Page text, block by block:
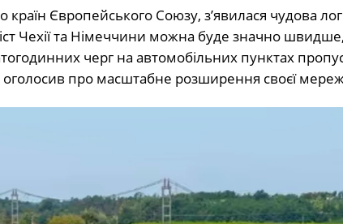
країн Європейського Союзу, з’явилася чудова
Чехії та Німеччини можна буде значно
черг на автомобільних пунктах
про масштабне розширення своєї